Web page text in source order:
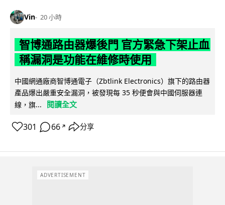
Vin 20 小時
智博通路由器爆後門 官方緊急下架止血
稱漏洞是功能在維修時使用
中國網通廠商智博通電子（Zbtlink Electronics）旗下的路由器
產品爆出嚴重安全漏洞，被發現每 35 秒便會與中國伺服器連
線，旗...
閱讀全文
301 66 ↗ 分享
ADVERTISEMENT